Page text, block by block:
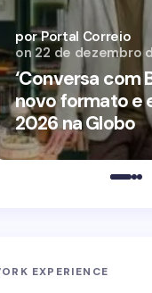
‘Conversa com
novo formato e
2026 na Globo
por Portal Correio
on 22 de dezembro
EXPERIENCE